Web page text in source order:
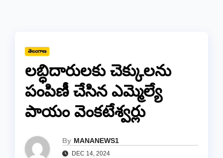
తెలంగాణ
లబ్ధిదారులకు చెక్కులను
పంపిణీ చేసిన ఎమ్మెల్యే
పాయం వెంకటేశ్వర్లు
By MANANEWS1
DEC 14, 2024